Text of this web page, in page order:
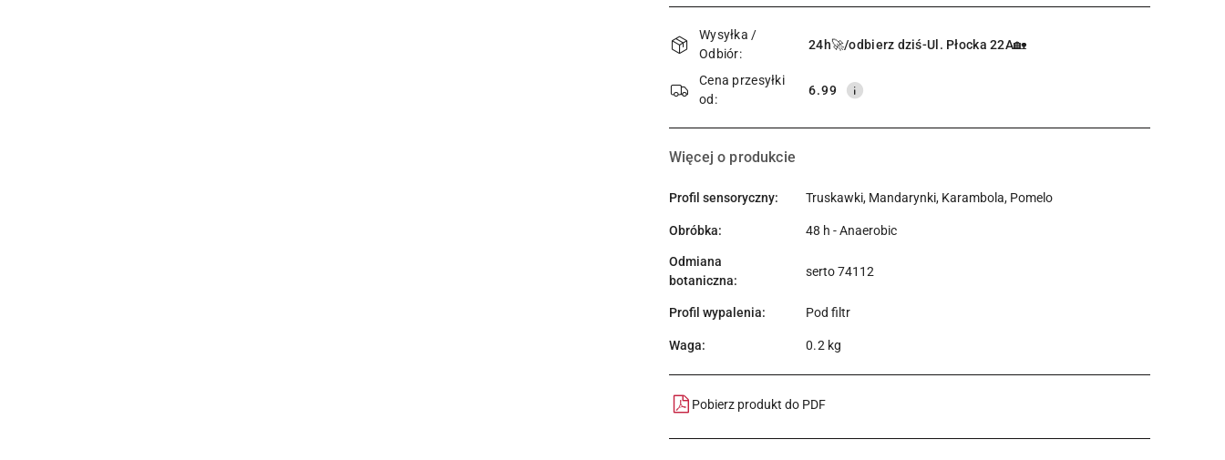
Dostępność
i
dostawa
Wysyłka /
Odbiór:
24h🚀/odbierz dziś-Ul. Płocka 22A🏡
Cena przesyłki
od:
6.99
Więcej o produkcie
Profil sensoryczny: Truskawki, Mandarynki, Karambola, Pomelo
Obróbka: 48 h - Anaerobic
Odmiana
botaniczna:
serto 74112
Profil wypalenia: Pod filtr
Waga: 0.2 kg
Pobierz produkt do PDF